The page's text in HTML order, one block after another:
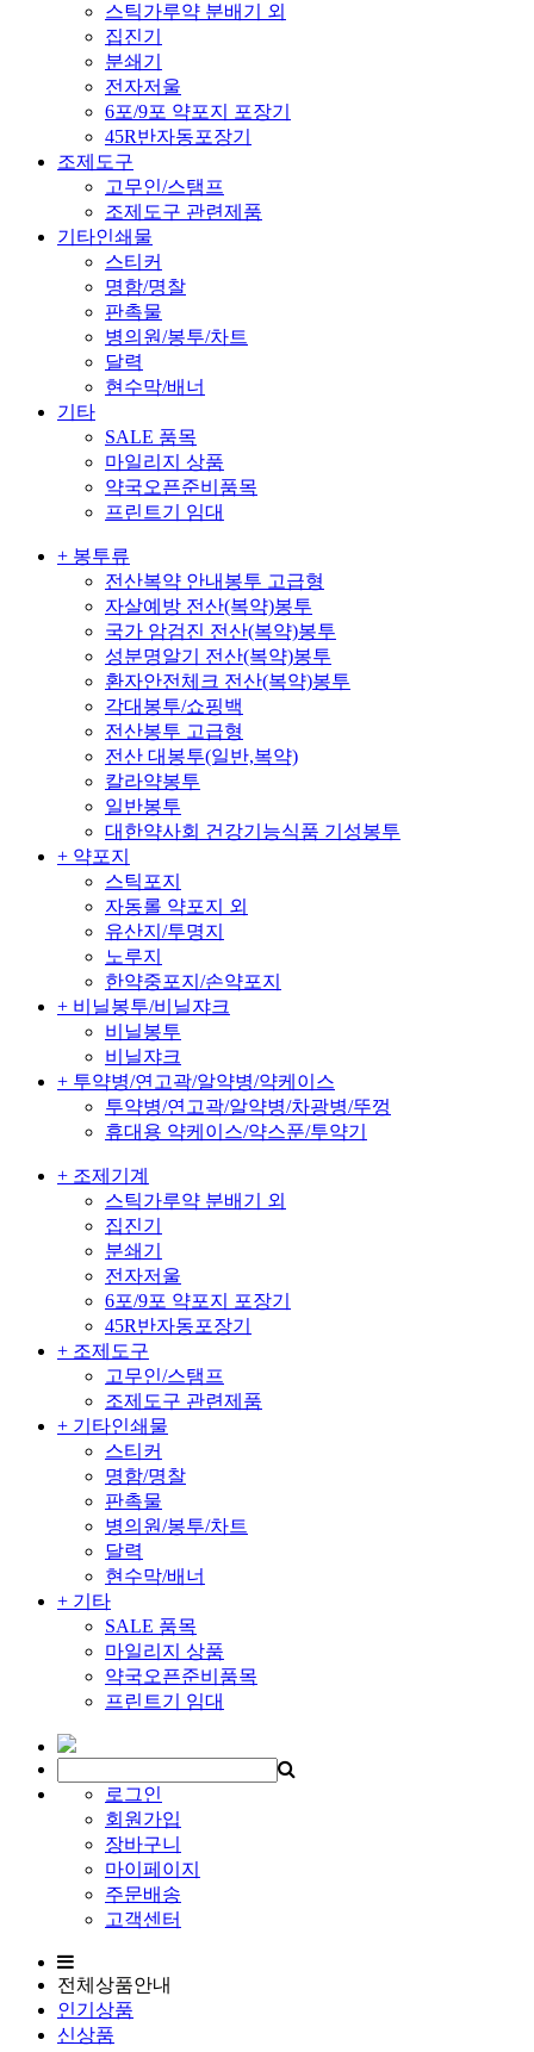
스틱가루약 분배기 외
집진기
분쇄기
전자저울
6포/9포 약포지 포장기
45R반자동포장기
조제도구
고무인/스탬프
조제도구 관련제품
기타인쇄물
스티커
명함/명찰
판촉물
병의원/봉투/차트
달력
현수막/배너
기타
SALE 품목
마일리지 상품
약국오픈준비품목
프린트기 임대
+ 봉투류
전산복약 안내봉투 고급형
자살예방 전산(복약)봉투
국가 암검진 전산(복약)봉투
성분명알기 전산(복약)봉투
환자안전체크 전산(복약)봉투
각대봉투/쇼핑백
전산봉투 고급형
전산 대봉투(일반,복약)
칼라약봉투
일반봉투
대한약사회 건강기능식품 기성봉투
+ 약포지
스틱포지
자동롤 약포지 외
유산지/투명지
노루지
한약중포지/손약포지
+ 비닐봉투/비닐쟈크
비닐봉투
비닐쟈크
+ 투약병/연고곽/알약병/약케이스
투약병/연고곽/알약병/차광병/뚜껑
휴대용 약케이스/약스푼/투약기
+ 조제기계
스틱가루약 분배기 외
집진기
분쇄기
전자저울
6포/9포 약포지 포장기
45R반자동포장기
+ 조제도구
고무인/스탬프
조제도구 관련제품
+ 기타인쇄물
스티커
명함/명찰
판촉물
병의원/봉투/차트
달력
현수막/배너
+ 기타
SALE 품목
마일리지 상품
약국오픈준비품목
프린트기 임대
로그인
회원가입
장바구니
마이페이지
주문배송
고객센터
전체상품안내
인기상품
신상품